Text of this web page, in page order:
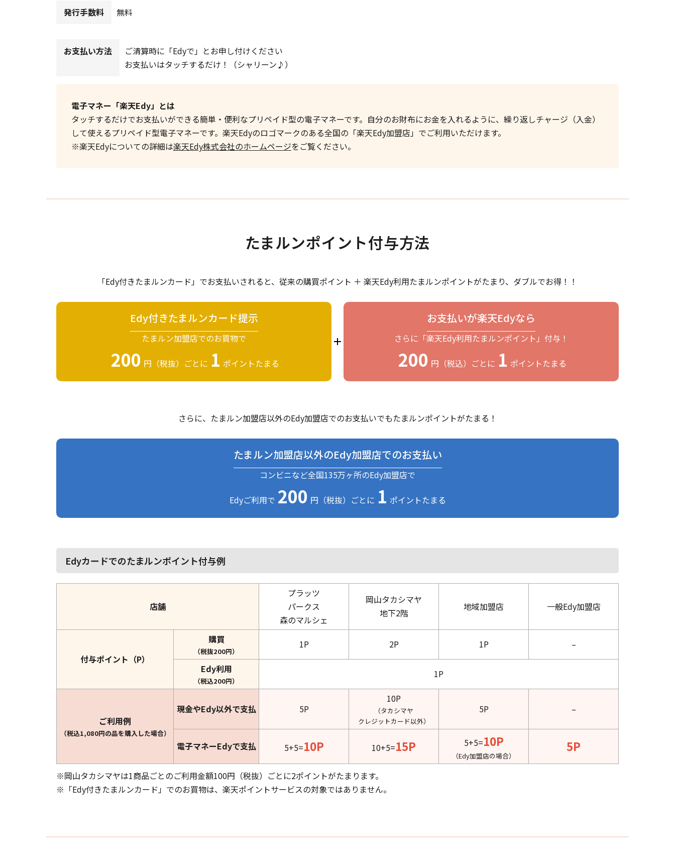
発行手数料 無料
お支払い方法
ご清算時に「Edyで」とお申し付けください
お支払いはタッチするだけ！（シャリーン♪）
電子マネー「楽天Edy」とは
タッチするだけでお支払いができる簡単・便利なプリペイド型の電子マネーです。自分のお財布にお金を入れるように、繰り返しチャージ（入金）
して使えるプリペイド型電子マネーです。楽天Edyのロゴマークのある全国の「楽天Edy加盟店」でご利用いただけます。
※楽天Edyについての詳細は楽天Edy株式会社のホームページをご覧ください。
たまルンポイント付与方法
「Edy付きたまルンカード」でお支払いされると、 従来の購買ポイント ＋ 楽天Edy利用たまルンポイントがたまり、ダブルでお得！！
Edy付きたまルンカード提示
たまルン加盟店でのお買物で
200 円（税抜）ごとに 1 ポイントたまる
お支払いが楽天Edyなら
さらに「楽天Edy利用たまルンポイント」付与！
200 円（税込）ごとに 1 ポイントたまる
さらに、たまルン加盟店以外のEdy加盟店でのお支払いでもたまルンポイントがたまる！
たまルン加盟店以外のEdy加盟店でのお支払い
コンビニなど全国135万ヶ所のEdy加盟店で
Edyご利用で 200 円（税抜）ごとに 1 ポイントたまる
Edyカードでのたまルンポイント付与例
店舗
プラッツ
パークス
森のマルシェ
岡山タカシマヤ
地下2階
地域加盟店 一般Edy加盟店
付与ポイント（P）
購買
（税抜200円）
1P 2P 1P –
Edy利用
（税込200円）
1P
ご利用例
（税込1,080円の品を購入した場合）
現金やEdy以外で支払 5P
10P
（タカシマヤ
クレジットカード以外）
5P –
電子マネーEdyで支払 5+5=10P 10+5=15P 5+5=10P
（Edy加盟店の場合）
5P
※岡山タカシマヤは1商品ごとのご利用金額100円（税抜）ごとに2ポイントがたまります。
※「Edy付きたまルンカード」でのお買物は、楽天ポイントサービスの対象ではありません。